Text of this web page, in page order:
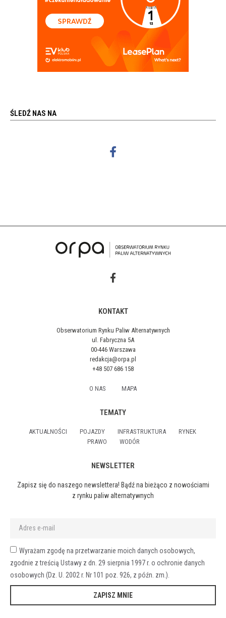
ŚLEDŹ NAS NA
KONTAKT
Obserwatorium Rynku Paliw Alternatywnych
ul. Fabryczna 5A
00-446 Warszawa
redakcja@orpa.pl
+48 507 686 158
O NAS MAPA
TEMATY
AKTUALNOŚCI POJAZDY INFRASTRUKTURA
RYNEK
PRAWO
WODÓR
NEWSLETTER
Zapisz się do naszego newslettera! Bądź na bieżąco z nowościami
z rynku paliw alternatywnych
Wyrażam zgodę na przetwarzanie moich danych osobowych,
zgodnie z treścią Ustawy z dn. 29 sierpnia 1997 r. o ochronie danych
osobowych (Dz. U. 2002 r. Nr 101 poz. 926, z późn. zm.).
ZAPISZ MNIE